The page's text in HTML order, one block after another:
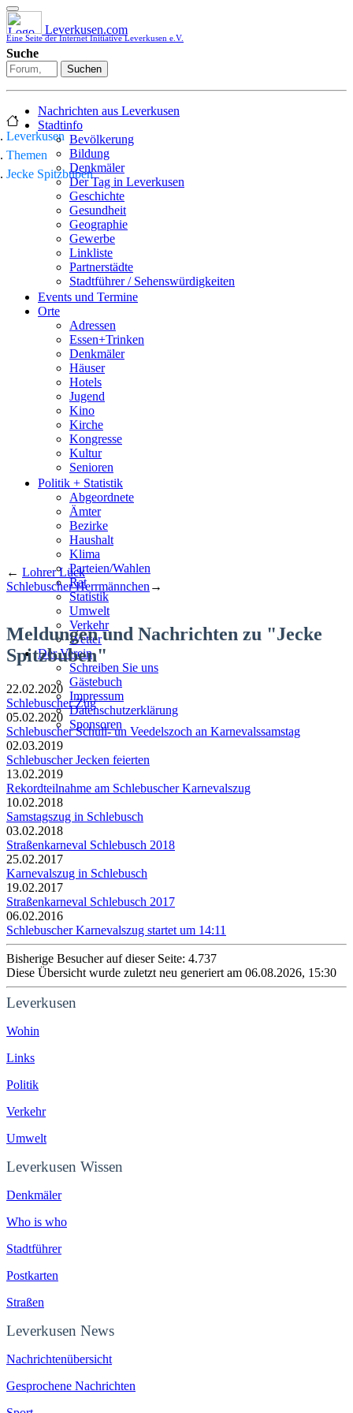
Leverkusen.com
Eine Seite der Internet Initiative Leverkusen e.V.
Suche
Suchen
Nachrichten aus Leverkusen
Stadtinfo
Bevölkerung
Bildung
Denkmäler
Der Tag in Leverkusen
Geschichte
Gesundheit
Geographie
Gewerbe
Linkliste
Partnerstädte
Stadtführer / Sehenswürdigkeiten
Stadtplan
Sport
Who is who
Wohnen
Events und Termine
Orte
Adressen
Essen+Trinken
Denkmäler
Häuser
Hotels
Jugend
Kino
Kirche
Kongresse
Kultur
Senioren
Stadtführer
Straßen
Politik + Statistik
Abgeordnete
Ämter
Bezirke
Haushalt
Klima
Parteien/Wahlen
Rat
Statistik
Umwelt
Verkehr
Wetter
Der Verein
Schreiben Sie uns
Gästebuch
Impressum
Datenschutzerklärung
Sponsoren
Leverkusen
Themen
Jecke Spitzbuben
← Lohrer Lück
Schlebuscher Herrmännchen →
Meldungen und Nachrichten zu "Jecke
Spitzbuben"
22.02.2020
Schlebuscher Zug
05.02.2020
Schlebuscher Schull- un Veedelszoch an Karnevalssamstag
02.03.2019
Schlebuscher Jecken feierten
13.02.2019
Rekordteilnahme am Schlebuscher Karnevalszug
10.02.2018
Samstagszug in Schlebusch
03.02.2018
Straßenkarneval Schlebusch 2018
25.02.2017
Karnevalszug in Schlebusch
19.02.2017
Straßenkarneval Schlebusch 2017
06.02.2016
Schlebuscher Karnevalszug startet um 14:11
Bisherige Besucher auf dieser Seite: 4.737
Diese Übersicht wurde zuletzt neu generiert am 06.08.2026, 15:30
Leverkusen
Wohin
Links
Politik
Verkehr
Umwelt
Leverkusen Wissen
Denkmäler
Who is who
Stadtführer
Postkarten
Straßen
Leverkusen News
Nachrichtenübersicht
Gesprochene Nachrichten